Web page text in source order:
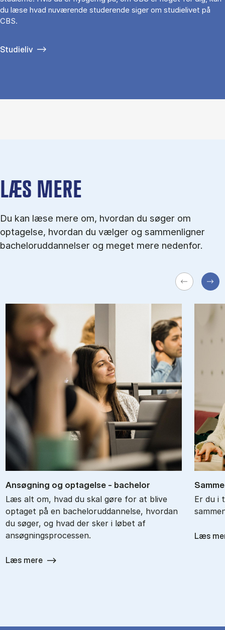
du læse hvad nuværende studerende siger om studielivet på
CBS.
Studieliv
LÆS MERE
Du kan læse mere om, hvordan du søger om
optagelse, hvordan du vælger og sammenligner
bacheloruddannelser og meget mere nedenfor.
An­søg­ning og op­ta­gel­se - ba­chel­or
Læs alt om, hvad du skal gøre for at blive
optaget på en bacheloruddannelse, hvordan
du søger, og hvad der sker i løbet af
ansøgningsprocessen.
Læs mere
Er du i
Læs